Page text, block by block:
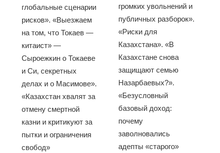
глобальные сценарии
рисков». «Выезжаем
на том, что Токаев —
китаист» —
Сыроежкин о Токаеве
и Си, секретных
делах и о Масимове».
«Казахстан хвалят за
отмену смертной
казни и критикуют за
пытки и ограничения
свобод»
громких увольнений и
публичных разборок».
«Риски для
Казахстана». «В
Казахстане снова
защищают семью
Назарбаевых?».
«Безусловный
базовый доход:
почему
заволновались
адепты «старого»